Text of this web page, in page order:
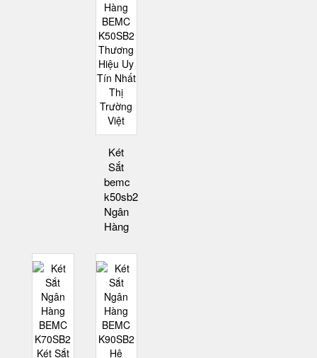
Két
Sắt
bemc
k50sb2
Ngân
Hàng